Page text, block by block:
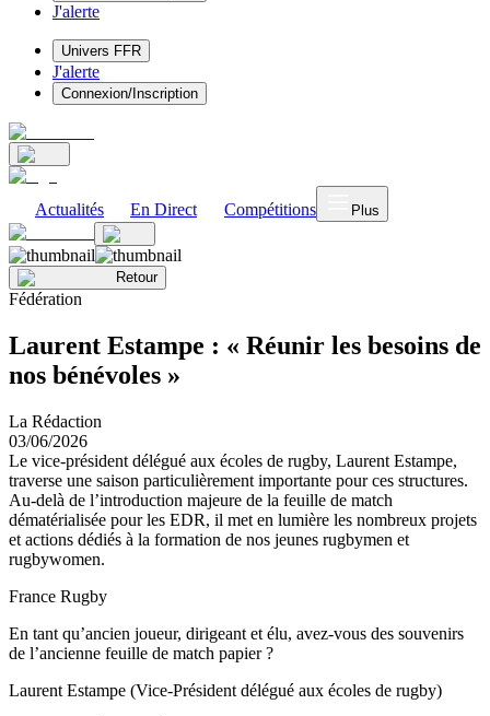
J'alerte
Univers FFR
J'alerte
Connexion/Inscription
Actualités En Direct Compétitions Plus
Retour
Fédération
Laurent Estampe : « Réunir les besoins de
nos bénévoles »
La Rédaction
03/06/2026
Le vice-président délégué aux écoles de rugby, Laurent Estampe,
traverse une saison particulièrement importante pour ces structures.
Au-delà de l’introduction majeure de la feuille de match
dématérialisée pour les EDR, il met en lumière les nombreux projets
et actions dédiés à la formation de nos jeunes rugbymen et
rugbywomen.
France Rugby
En tant qu’ancien joueur, dirigeant et élu, avez-vous des souvenirs
de l’ancienne feuille de match papier ?
Laurent Estampe (Vice-Président délégué aux écoles de rugby)